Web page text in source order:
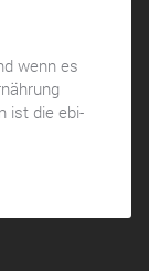
wenn es
ist die ebi-